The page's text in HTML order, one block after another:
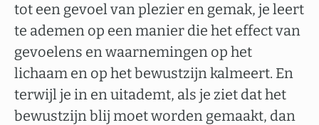
tot een gevoel van plezier en gemak, je leert
te ademen op een manier die het effect van
gevoelens en waarnemingen op het
lichaam en op het bewustzijn kalmeert. En
terwijl je in en uitademt, als je ziet dat het
bewustzijn blij moet worden gemaakt, dan